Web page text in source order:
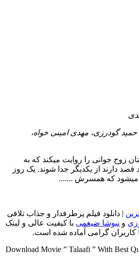
گودرزی، مهدی امینی خواه،
زوج جوانی را روایت میکند که به
قصد دارند از یکدیگر جدا شوند. یک روز
میشود که همسرش .......
| دانلود فیلم پرطرفدار و جذاب تلافی
و نیوشا ضیغمی با کیفیت عالی و لینک
کاربران گرامی آماده شده است.
Download Movie ” Talaafi ” With Best